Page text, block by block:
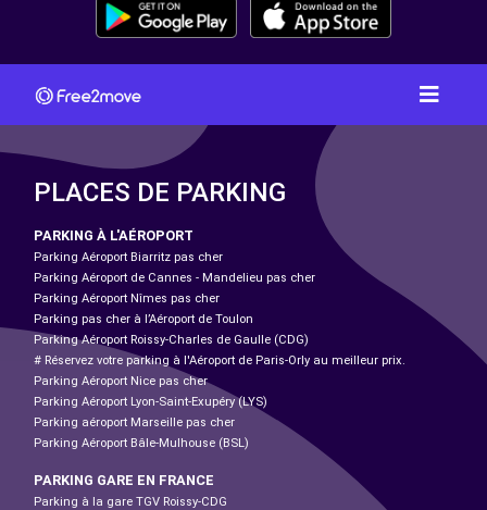
PLACES DE PARKING
PARKING À L'AÉROPORT
Parking Aéroport Biarritz pas cher
Parking Aéroport de Cannes - Mandelieu pas cher
Parking Aéroport Nîmes pas cher
Parking pas cher à l’Aéroport de Toulon
Parking Aéroport Roissy-Charles de Gaulle (CDG)
# Réservez votre parking à l'Aéroport de Paris-Orly au meilleur prix.
Parking Aéroport Nice pas cher
Parking Aéroport Lyon-Saint-Exupéry (LYS)
Parking aéroport Marseille pas cher
Parking Aéroport Bâle-Mulhouse (BSL)
PARKING GARE EN FRANCE
Parking à la gare TGV Roissy-CDG